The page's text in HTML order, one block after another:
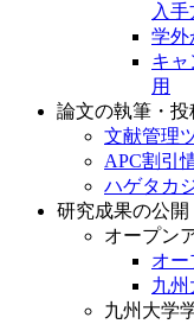
入
学外
キャ
用
論文の執筆・投
文献管理
APC割引
ハゲタカ
研究成果の公開
オープン
オー
九
九州大学